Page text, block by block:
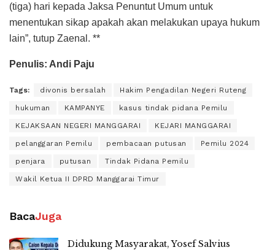
(tiga) hari kepada Jaksa Penuntut Umum untuk
menentukan sikap apakah akan melakukan upaya hukum
lain”, tutup Zaenal. **
Penulis: Andi Paju
Tags: divonis bersalah Hakim Pengadilan Negeri Ruteng
hukuman KAMPANYE kasus tindak pidana Pemilu
KEJAKSAAN NEGERI MANGGARAI KEJARI MANGGARAI
pelanggaran Pemilu pembacaan putusan Pemilu 2024
penjara putusan Tindak Pidana Pemilu
Wakil Ketua II DPRD Manggarai Timur
BacaJuga
Didukung Masyarakat, Yosef Salvius